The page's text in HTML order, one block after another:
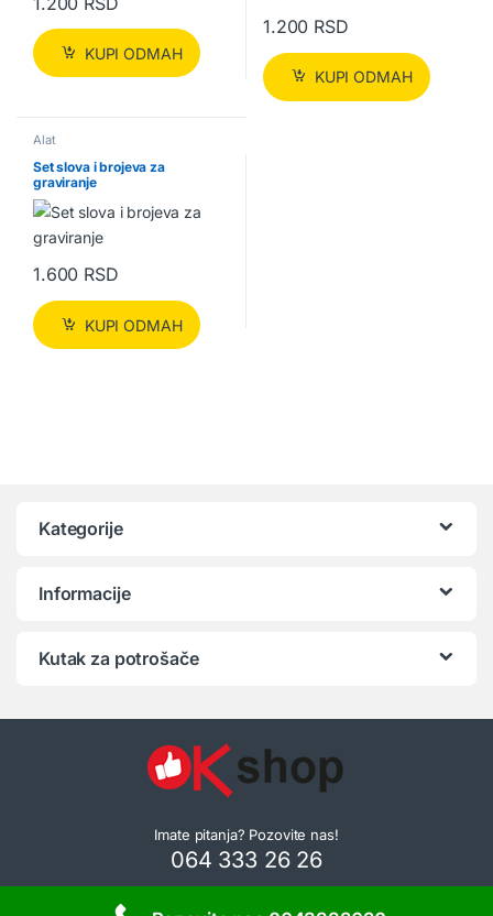
KUPI ODMAH
1.200 RSD
KUPI ODMAH
Alat
Set slova i brojeva za
graviranje
1.600 RSD
KUPI ODMAH
Kategorije
Informacije
Kutak za potrošače
Imate pitanja? Pozovite nas!
064 333 26 26